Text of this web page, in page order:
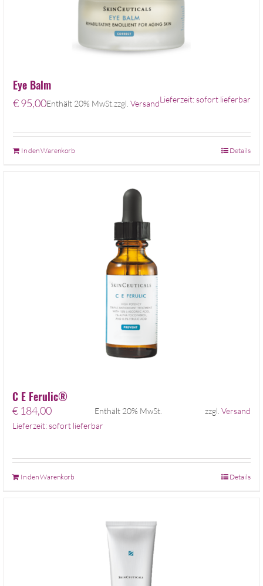
Eye Balm
€95,00Enthält 20% MwSt.zzgl. VersandLieferzeit: sofort lieferbar
In den Warenkorb Details
C E Ferulic®
€ 184,00 Enthält 20% MwSt. zzgl. Versand
Lieferzeit: sofort lieferbar
In den Warenkorb Details